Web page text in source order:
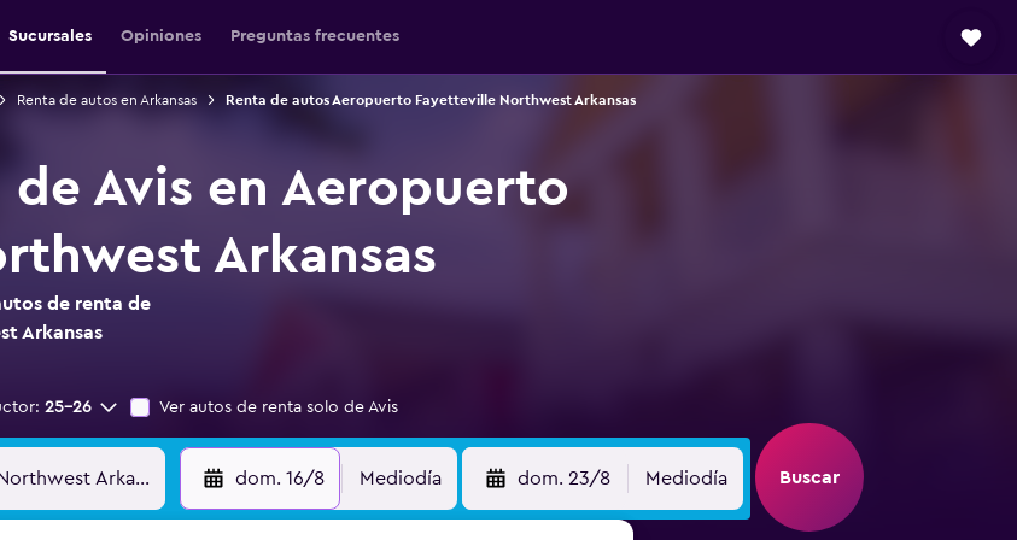
Sucursales Opiniones Preguntas frecuentes
Renta de autos en Arkansas Renta de autos Aeropuerto Fayetteville Northwest Arkansas
Avis en Aeropuerto
Arkansas
de renta de
Arkansas
25-26 Ver autos de renta solo de Avis
dom. 16/8 Mediodía dom. 23/8 Mediodía Buscar